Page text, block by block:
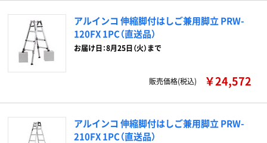
アルインコ 伸縮脚付はしご兼用脚立 PRW-
120FX 1PC（直送品）
お届け日：8月25日（火）まで
販売価格(税込) ￥24,572
アルインコ 伸縮脚付はしご兼用脚立 PRW-
210FX 1PC（直送品）